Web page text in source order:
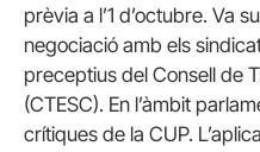
prèvia a l’1 d’octubre. Va
negociació amb els
preceptius del Consell de
(CTESC). En l’àmbit
crítiques de la CUP.